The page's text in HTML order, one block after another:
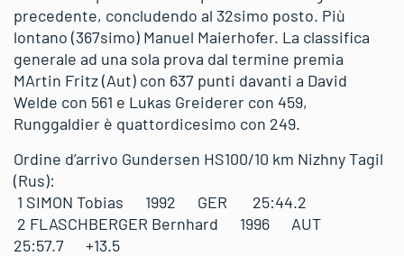
precedente, concludendo al 32simo posto. Più
lontano (367simo) Manuel Maierhofer. La classifica
generale ad una sola prova dal termine premia
MArtin Fritz (Aut) con 637 punti davanti a David
Welde con 561 e Lukas Greiderer con 459,
Runggaldier è quattordicesimo con 249.
Ordine d’arrivo Gundersen HS100/10 km Nizhny Tagil
(Rus):
1 SIMON Tobias 1992 GER 25:44.2
2 FLASCHBERGER Bernhard 1996 AUT
25:57.7 +13.5